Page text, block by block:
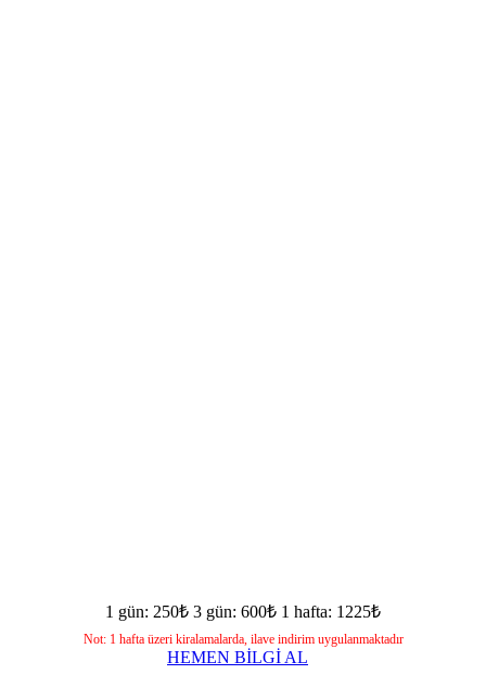
1 gün: 250₺ 3 gün: 600₺ 1 hafta: 1225₺
Not: 1 hafta üzeri kiralamalarda, ilave indirim uygulanmaktadır
HEMEN BİLGİ AL